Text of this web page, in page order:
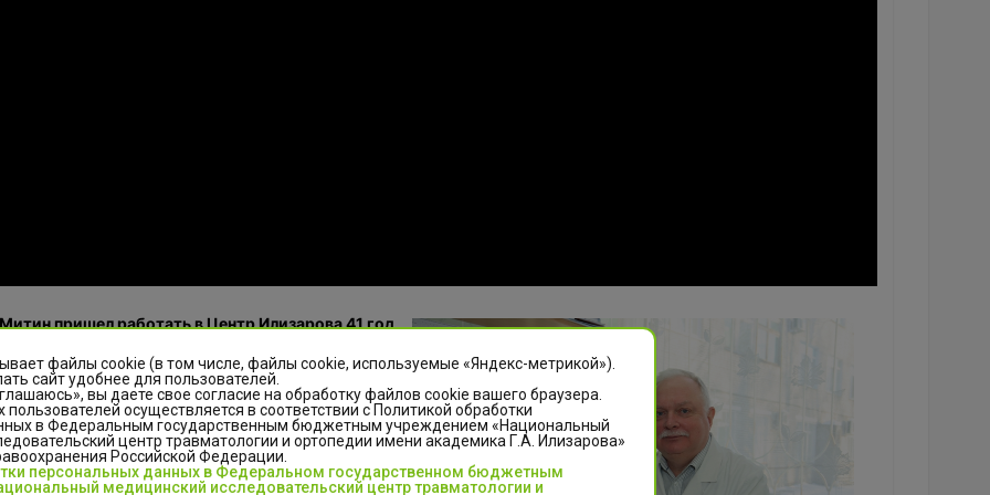
пришел работать в Центр Илизарова 41 год
внес весомый вклад в развитие новых
лечения пациентов травматолого-
профиля, стоял у истоков создания
аудита качества и безопасности
деятельности в качестве заместителя
файлы cookie (в том числе, файлы cookie, используемые «Яндекс-метрикой»).
сайт удобнее для пользователей.
вы даете свое согласие на обработку файлов cookie вашего браузера.
осуществляется в соответствии с Политикой обработки
в Федеральным государственным бюджетным учреждением «Национальный
центр травматологии и ортопедии имени академика Г.А. Илизарова»
Российской Федерации.
персональных данных в Федеральном государственном бюджетным
медицинский исследовательский центр травматологии и